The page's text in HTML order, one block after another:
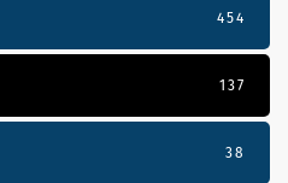
454
137
38